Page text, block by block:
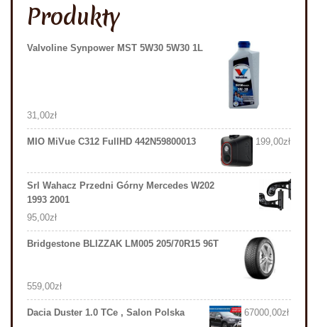
Produkty
Valvoline Synpower MST 5W30 5W30 1L
31,00zł
MIO MiVue C312 FullHD 442N59800013 199,00zł
Srl Wahacz Przedni Górny Mercedes W202
1993 2001
95,00zł
Bridgestone BLIZZAK LM005 205/70R15 96T
559,00zł
Dacia Duster 1.0 TCe , Salon Polska 67000,00zł